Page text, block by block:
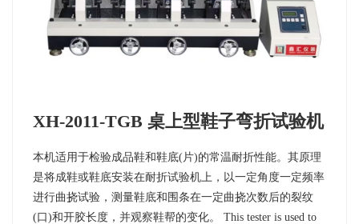
XH-2011-TGB 桌上型鞋子弯折试验机
本机适用于检验成品鞋和鞋底(片)的常温耐折性能。其原理
是将成鞋或鞋底安装在耐折试验机上，以一定角度一定频率
进行曲挠试验，测量鞋底和围条在一定曲挠次数后的裂纹
(口)和开胶长度，并观察鞋帮的变化。 This tester is used to